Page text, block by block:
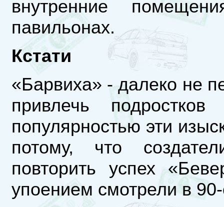
внутренние
павильонах.
Кстати
«Барвиха» - далеко не
привлечь
популярностью эти
потому, что
повторить успех
упоением смотрели в